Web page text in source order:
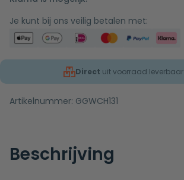
Je kunt bij ons veilig betalen met:
Direct uit voorraad leverbaar
Artikelnummer: GGWCH131
Beschrijving